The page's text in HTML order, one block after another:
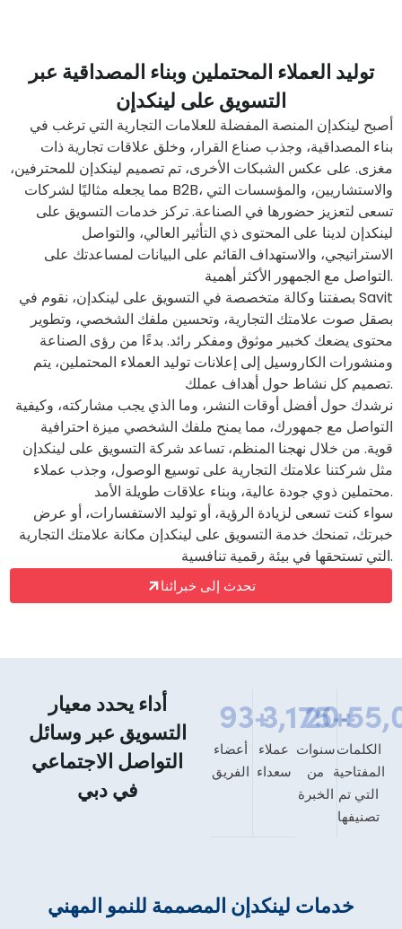
توليد العملاء المحتملين وبناء المصداقية عبر
التسويق على لينكدإن
أصبح لينكدإن المنصة المفضلة للعلامات التجارية التي ترغب في
بناء المصداقية، وجذب صناع القرار، وخلق علاقات تجارية ذات
مغزى. على عكس الشبكات الأخرى، تم تصميم لينكدإن للمحترفين،
مما يجعله مثاليًا لشركات B2B، والاستشاريين، والمؤسسات التي
تسعى لتعزيز حضورها في الصناعة. تركز خدمات التسويق على
لينكدإن لدينا على المحتوى ذي التأثير العالي، والتواصل
الاستراتيجي، والاستهداف القائم على البيانات لمساعدتك على
التواصل مع الجمهور الأكثر أهمية.
بصفتنا وكالة متخصصة في التسويق على لينكدإن، نقوم في Savit
بصقل صوت علامتك التجارية، وتحسين ملفك الشخصي، وتطوير
محتوى يضعك كخبير موثوق ومفكر رائد. بدءًا من رؤى الصناعة
ومنشورات الكاروسيل إلى إعلانات توليد العملاء المحتملين، يتم
تصميم كل نشاط حول أهداف عملك.
نرشدك حول أفضل أوقات النشر، وما الذي يجب مشاركته، وكيفية
التواصل مع جمهورك، مما يمنح ملفك الشخصي ميزة احترافية
قوية. من خلال نهجنا المنظم، تساعد شركة التسويق على لينكدإن
مثل شركتنا علامتك التجارية على توسيع الوصول، وجذب عملاء
محتملين ذوي جودة عالية، وبناء علاقات طويلة الأمد.
سواء كنت تسعى لزيادة الرؤية، أو توليد الاستفسارات، أو عرض
خبرتك، تمنحك خدمة التسويق على لينكدإن مكانة علامتك التجارية
التي تستحقها في بيئة رقمية تنافسية.
تحدث إلى خبرائنا
أداء يحدد معيار
التسويق عبر وسائل
التواصل الاجتماعي
في دبي
أعضاء
الفريق
93+
عملاء
سعداء
3,175+
سنوات
من
الخبرة
20+
الكلمات
المفتاحية
التي تم
تصنيفها
خدمات لينكدإن المصممة للنمو المهني